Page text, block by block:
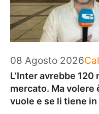
08 Agosto 2026
L’Inter avrebbe
mercato. Ma volere
vuole e se li tiene in